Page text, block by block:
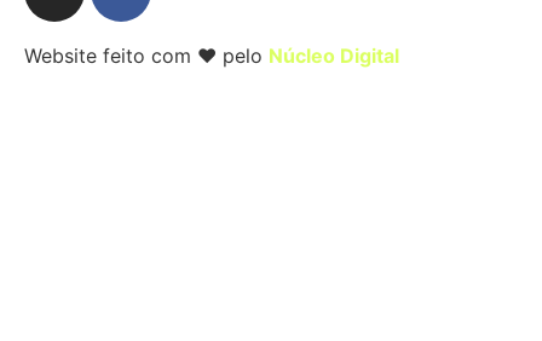
Website feito com ❤ pelo Núcleo Digital